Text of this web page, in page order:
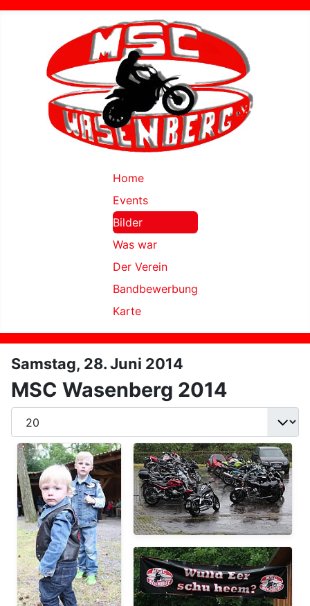
Home
Events
Bilder
Was war
Der Verein
Bandbewerbung
Karte
Samstag, 28. Juni 2014
MSC Wasenberg 2014